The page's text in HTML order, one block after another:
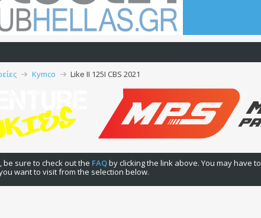
Kymco Like II 125I CBS 2021
sure to check out the FAQby clicking the link above. You may have to
want to visit from the selection below.